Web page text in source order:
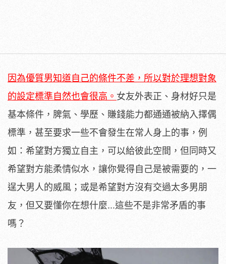
因為優質男知道自己的條件不差，所以對於理想對象
的設定標準自然也會很高。 女友外表正、身材好只是
基本條件，脾氣、學歷、賺錢能力都通通被納入擇偶
標準，甚至要求一些不會發生在常人身上的事，例
如：希望對方獨立自主，可以給彼此空間，但同時又
希望對方能柔情似水，讓你覺得自己是被需要的，一
逞大男人的威風；或是希望對方沒有交過太多男朋
友，但又要懂你在想什麼...這些不是非常矛盾的事
嗎？